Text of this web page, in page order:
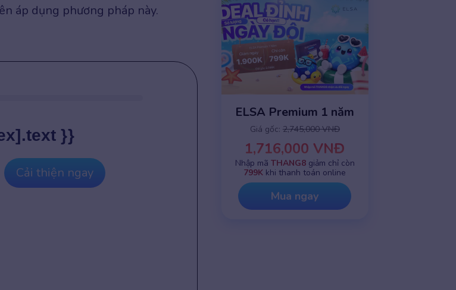
áp dụng phương pháp này.
}}
Cải thiện ngay
ELSA Premium 1 năm
Giá gốc: 2,745,000 VNĐ
1,716,000 VNĐ
Nhập mã THANG8giảm chỉ còn
799K khi thanh toán online
Mua ngay